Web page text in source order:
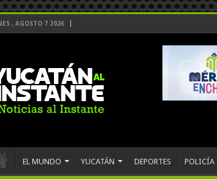
, AGOSTO 7 2026
EL MUNDO YUCATÁN DEPORTES POLICÍA